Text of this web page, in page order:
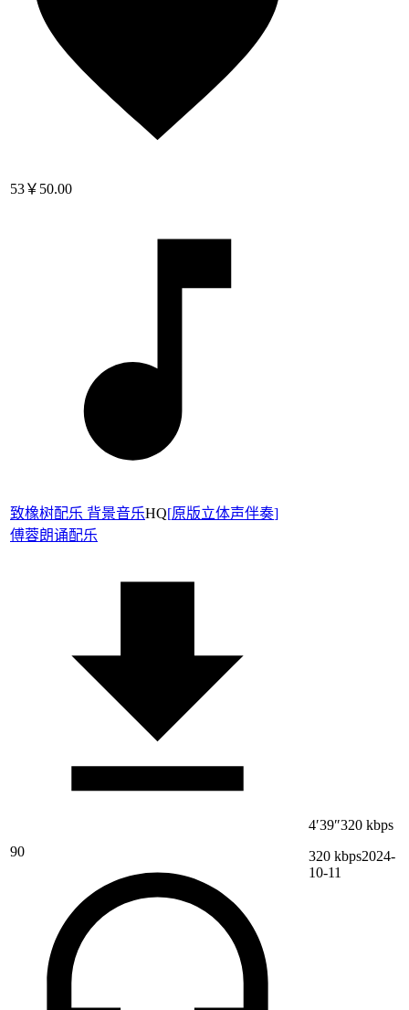
53￥50.00
致橡树配乐 背景音乐HQ[原版立体声伴奏]
傅蓉朗诵配乐
90
4′39″320 kbps
320 kbps2024-
10-11